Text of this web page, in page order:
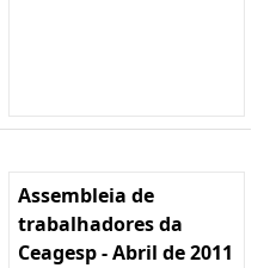
Assembleia de
trabalhadores da
Ceagesp - Abril de 2011